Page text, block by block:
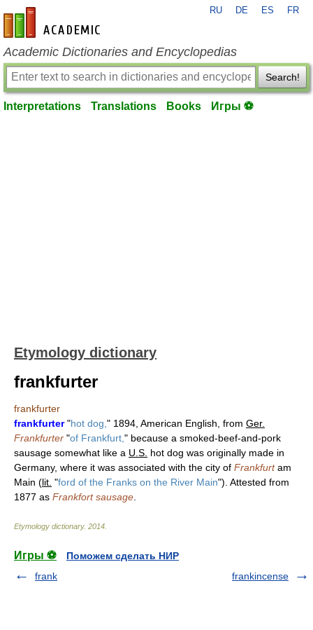
en-academic.com
RU DE ES FR
Academic Dictionaries and Encyclopedias
Search!
Interpretations Translations Books Игры ⚽
Etymology dictionary
frankfurter
frankfurter
frankfurter"hot dog, " 1894, American English, from Ger.
Frankfurter "of Frankfurt, " because a smoked-beef-and-pork
sausage somewhat like a U.S. hot dog was originally made in
Germany, where it was associated with the city of Frankfurtam
Main (lit. "ford of the Franks on the River Main"). Attested from
1877 as Frankfort sausage
Etymology dictionary. 2014
Игры ⚽
Поможем сделать НИР
frank
frankincense